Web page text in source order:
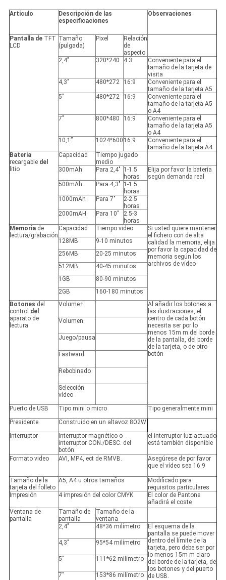
Artículo
Descripción de las
especificaciones
Observaciones
Pantalla deTFT
LCD
Tamaño
(pulgada)
Pixel
Relación
de
aspecto
2,4"
320*240 4:3
Conveniente para el
tamaño de la tarjeta de
visita
4,3"
480*272 16:9
Conveniente para el
tamaño de la tarjeta A5
5"
480*272 16:9
Conveniente para el
tamaño de la tarjeta A5
o A4
7"
800*480 16:9
Conveniente para el
tamaño de la tarjeta A5
o A4
10,1”
1024*600 16:9
Conveniente para el
tamaño de la tarjeta A4
Batería
recargable del
litio
Capacidad
Tiempo jugado
medio
300mAh
Para 2,4" 1-1.5
horas
Elija por favor la batería
según demanda real
500mAh
Para 4,3" 1-1.5
horas
1000mAh
Para 7"
2-2.5
horas
2000mAH
Para 10"
2.5-3
horas
Memoriade
lectura/grabación
Capacidad Tiempo video
Si usted quiere mantener
el fichero con de alta
calidad la memoria, elija
por favor la capacidad de
memoria según los
archivos de vídeo
128MB
9-10 minutos
256MB
20-25 minutos
512MB
40-45 minutos
1GB
80-90 minutos
2GB
160-180 minutos
Botones del
control del
aparato de
lectura
Volume+
Al añadir los botones a
las ilustraciones, el
centro de cada botón
necesita ser por lo
menos 15m m del borde
de la pantalla, del borde
de la tarjeta, o de otro
botón
Volumen
Juego/pausa
Fastward
Rebobinado
Selección
video
Puerto de USB
Tipo mini o micro
Tipo generalmente mini
Presidente
Construido en un altavoz 8Ω2W
Interruptor
Interruptor magnético o
interruptor CON./DESC. del
botón
el interruptor luz-actuado
está también disponible
Formato video AVI, MP4, ect de RMVB.
Asegúrese de por favor
que el vídeo sea 16:9
Tamaño de la
tarjeta del folleto
A5, A4 u otros tamaños
Modificado para
requisitos particulares
Impresión
4 impresión del color CMYK
El color de Pantone
añadirá el coste
Ventana de
pantalla
Tamaño de
pantalla
Tamaño de la
ventana
2,4"
48*36 milímetro
El esquema de la
pantalla se puede mover
dentro del límite de la
tarjeta, pero debe ser por
lo menos 15m m claro
del borde de la tarjeta, de
los botones y del puerto
de USB.
4,3" 95*54 milímetro
5" 111*62 milímetro
7" 153*86 milímetro